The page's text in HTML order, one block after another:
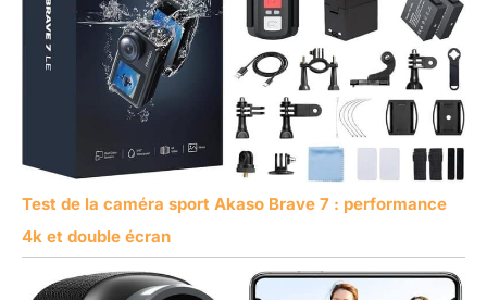
Test de la caméra sport Akaso Brave 7 : performance
4k et double écran